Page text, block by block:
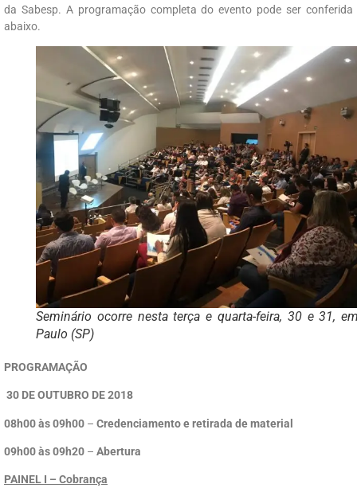
da Sabesp. A programação completa do evento pode ser conferida
abaixo.
Seminário ocorre nesta terça e quarta-feira, 30 e 31,
Paulo (SP)
PROGRAMAÇÃO
30 DE OUTUBRO DE 2018
08h00 às 09h00 – Credenciamento e retirada de material
09h00 às 09h20 – Abertura
PAINEL I – Cobrança